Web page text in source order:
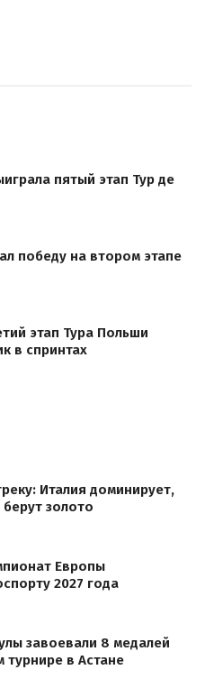
пятый этап Тур де
победу на втором этапе
этап Тура Польши
в спринтах
Италия доминирует,
золото
Европы
2027 года
завоевали 8 медалей
в Астане